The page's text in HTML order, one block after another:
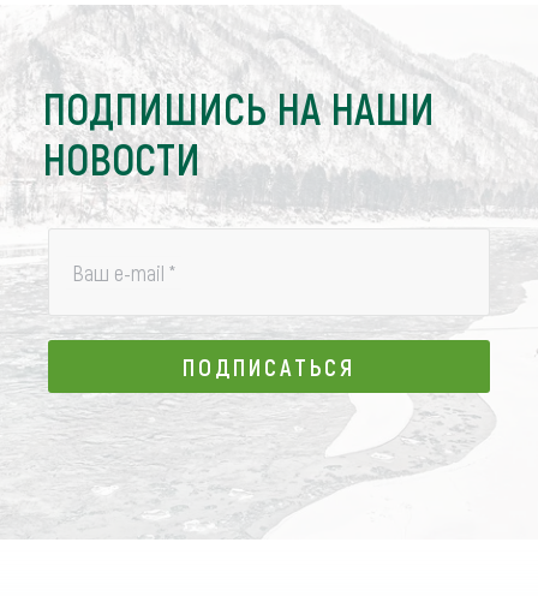
ПОДПИШИСЬ НА НАШИ
НОВОСТИ
Ваш e-mail *
ПОДПИСАТЬСЯ
ПОДПИСАТЬСЯ